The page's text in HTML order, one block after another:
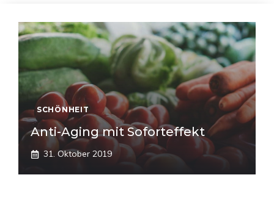
SCHÖNHEIT
Anti-Aging mit Soforteffekt
31. Oktober 2019